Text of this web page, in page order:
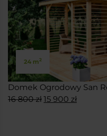
24 m2
Domek Ogrodowy San
16 800zł Pierwotna
15 900 złAktualna